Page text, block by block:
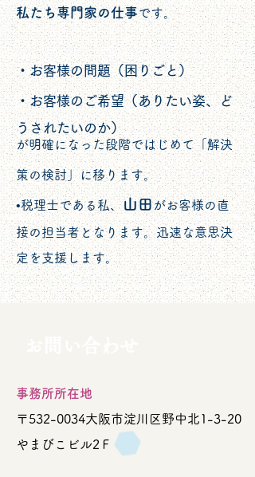
私たち専門家の仕事です。
が明確になった段階ではじめて「解決
策の検討」に移ります。
•税理士である私、山田がお客様の直
接の担当者となります。迅速な意思決
定を支援します。
​・お客様の問題（困りごと）
​・お客様のご希望（ありたい姿、ど
うされたいのか）
事務所所在地
〒532-0034大阪市淀川区野中北1-3-20
やまびこビル2Ｆ